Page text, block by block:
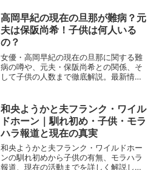
高岡早紀の現在の旦那が難病？元
夫は保阪尚希！子供は何人いる
の？
女優・高岡早紀の現在の旦那に関する難
病の噂や、元夫・保阪尚希との関係、そ
して子供の人数まで徹底解説。最新情報
和央ようかと夫フランク・ワイル
ドホーン｜馴れ初め・子供・モラ
ハラ報道と現在の真実
和央ようかと夫フランク・ワイルドホー
ンの馴れ初めから子供の有無、モラハラ
報道、現在の活動までを詳しく解説しま